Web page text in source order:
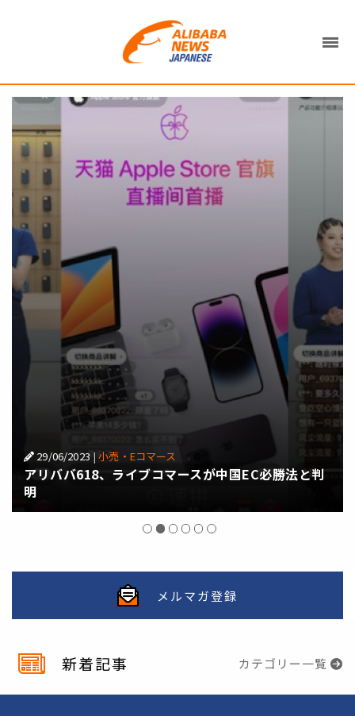
27/06/2023|テクノロジー
アリババCEOのダニエル・チャンがノーベル賞受賞
メルマガ登録
新着記事 カテゴリー一覧